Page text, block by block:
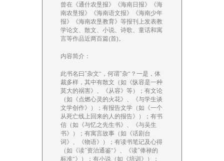
曾在《通什农垦报》《海南日报》《海
南农垦报》《海南语文报》《海南少年
报》《海南农垦教育》等报刊上发表教
学论文、散文、小说、诗歌、童话和寓
言等作品近两百篇(首)。
内容简介：
此书名曰“杂文”，何谓“杂”？一是，体
裁多样，其中有散文（如《纵容是一种
莫大的祸害》、《从容》等）；有文论
（如《点燃心灵的火花》、《与学生谈
文学创作》）；有报告文学（如《一个
从死亡线上回来的人的报告》）；有书
信（如《与忆之先生书》、《与吴生
书》）；有寓言故事（如《话剧台
词》、《物语》）；有读书笔记及心得
（如《读“资治通鉴”》、《读“俸禄的
标准”》）；有小说（如《培训》）；